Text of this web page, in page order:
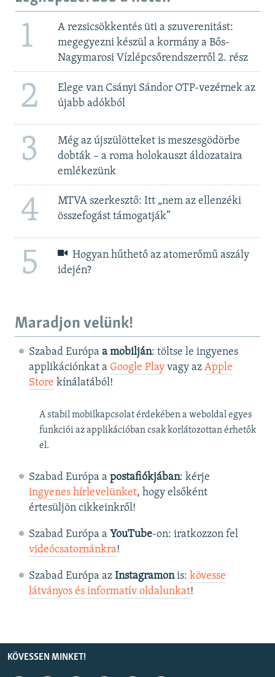
1
A rezsicsökkentés üti a szuverenitást:
megegyezni készül a kormány a Bős-
Nagymarosi Vízlépcsőrendszerről 2. rész
2
Elege van Csányi Sándor OTP-vezérnek az
újabb adókból
3
Még az újszülötteket is meszesgödörbe
dobták – a roma holokauszt áldozataira
emlékezünk
4
MTVA szerkesztő: Itt „nem az ellenzéki
összefogást támogatják”
5
Hogyan hűthető az atomerőmű aszály
idején?
Maradjon velünk!
Szabad Európa a mobilján: töltse le ingyenes
applikációnkat a Google Playvagy az Apple
Store kínálatából!
A stabil mobilkapcsolat érdekében a weboldal egyes
funkciói az applikációban csak korlátozottan érhetők
el.
Szabad Európa a postafiókjában: kérje
ingyenes hírlevelünket, hogy elsőként
értesüljön cikkeinkről!
Szabad Európa a YouTube-on: iratkozzon fel
videócsatornánkra!
Szabad Európa az Instagramonis: kövesse
látványos és informatív oldalunkat! ​
KÖVESSEN MINKET!